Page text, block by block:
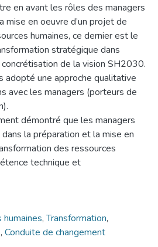
en avant les rôles des managers
mise en oeuvre d’un projet de
humaines, ce dernier est le
stratégique dans
de la vision SH2030.
adopté une approche qualitative
avec les managers (porteurs de
démontré que les managers
la préparation et la mise en
des ressources
technique et
humaines,Transformation,
, Conduite de changement